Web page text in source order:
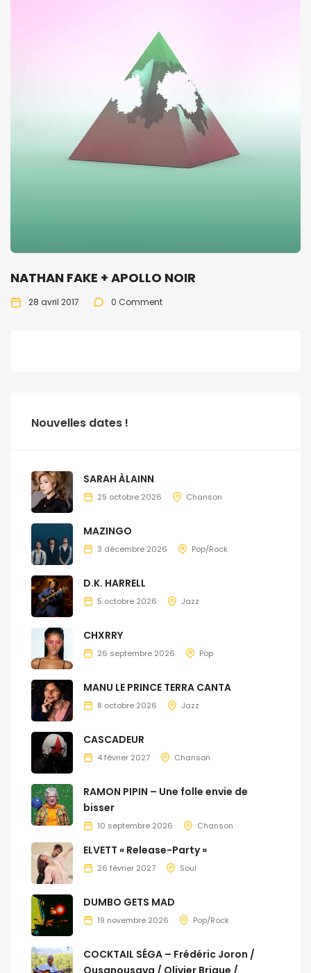
NATHAN FAKE + APOLLO NOIR
28 avril 2017 0 Comment
Nouvelles dates !
SARAH ÀLAINN
29 octobre 2026 Chanson
MAZINGO
3 décembre 2026 Pop/Rock
D.K. HARRELL
5 octobre 2026 Jazz
CHXRRY
26 septembre 2026 Pop
MANU LE PRINCE TERRA CANTA
8 octobre 2026 Jazz
CASCADEUR
4 février 2027 Chanson
RAMON PIPIN – Une folle envie de
bisser
10 septembre 2026 Chanson
ELVETT « Release-Party »
26 février 2027 Soul
DUMBO GETS MAD
19 novembre 2026 Pop/Rock
COCKTAIL SÉGA – Frédéric Joron /